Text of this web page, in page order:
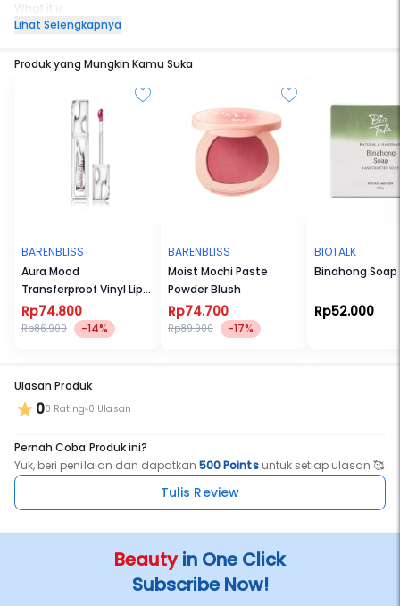
What it is:
Lihat Selengkapnya
Produk yang Mungkin Kamu Suka
BARENBLISS
Aura Mood
Transferproof Vinyl Lip
Cream
Rp74.800
Rp86.900 -14%
BARENBLISS
Moist Mochi Paste
Powder Blush
Rp74.700
Rp89.900 -17%
BIOTALK
Binahong Soap
Rp52.000
Ulasan Produk
00 Rating 0 Ulasan
Pernah Coba Produk ini?
Yuk, beri penilaian dan dapatkan500 Pointsuntuk setiap ulasan 🥰
Tulis Review
Beautyin One Click
Subscribe Now!